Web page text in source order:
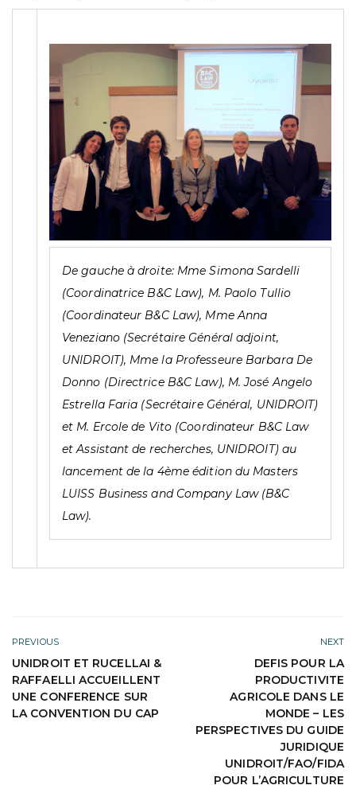
De gauche à droite: Mme Simona Sardelli
(Coordinatrice B&C Law), M. Paolo Tullio
(Coordinateur B&C Law), Mme Anna
Veneziano (Secrétaire Général adjoint,
UNIDROIT), Mme la Professeure Barbara De
Donno (Directrice B&C Law), M. José Angelo
Estrella Faria (Secrétaire Général, UNIDROIT)
et M. Ercole de Vito (Coordinateur B&C Law
et Assistant de recherches, UNIDROIT) au
lancement de la 4ème édition du Masters
LUISS Business and Company Law (B&C
Law).
PREVIOUS
UNIDROIT ET RUCELLAI &
RAFFAELLI ACCUEILLENT
UNE CONFERENCE SUR
LA CONVENTION DU CAP
NEXT
DEFIS POUR LA
PRODUCTIVITE
AGRICOLE DANS LE
MONDE – LES
PERSPECTIVES DU GUIDE
JURIDIQUE
UNIDROIT/FAO/FIDA
POUR L’AGRICULTURE